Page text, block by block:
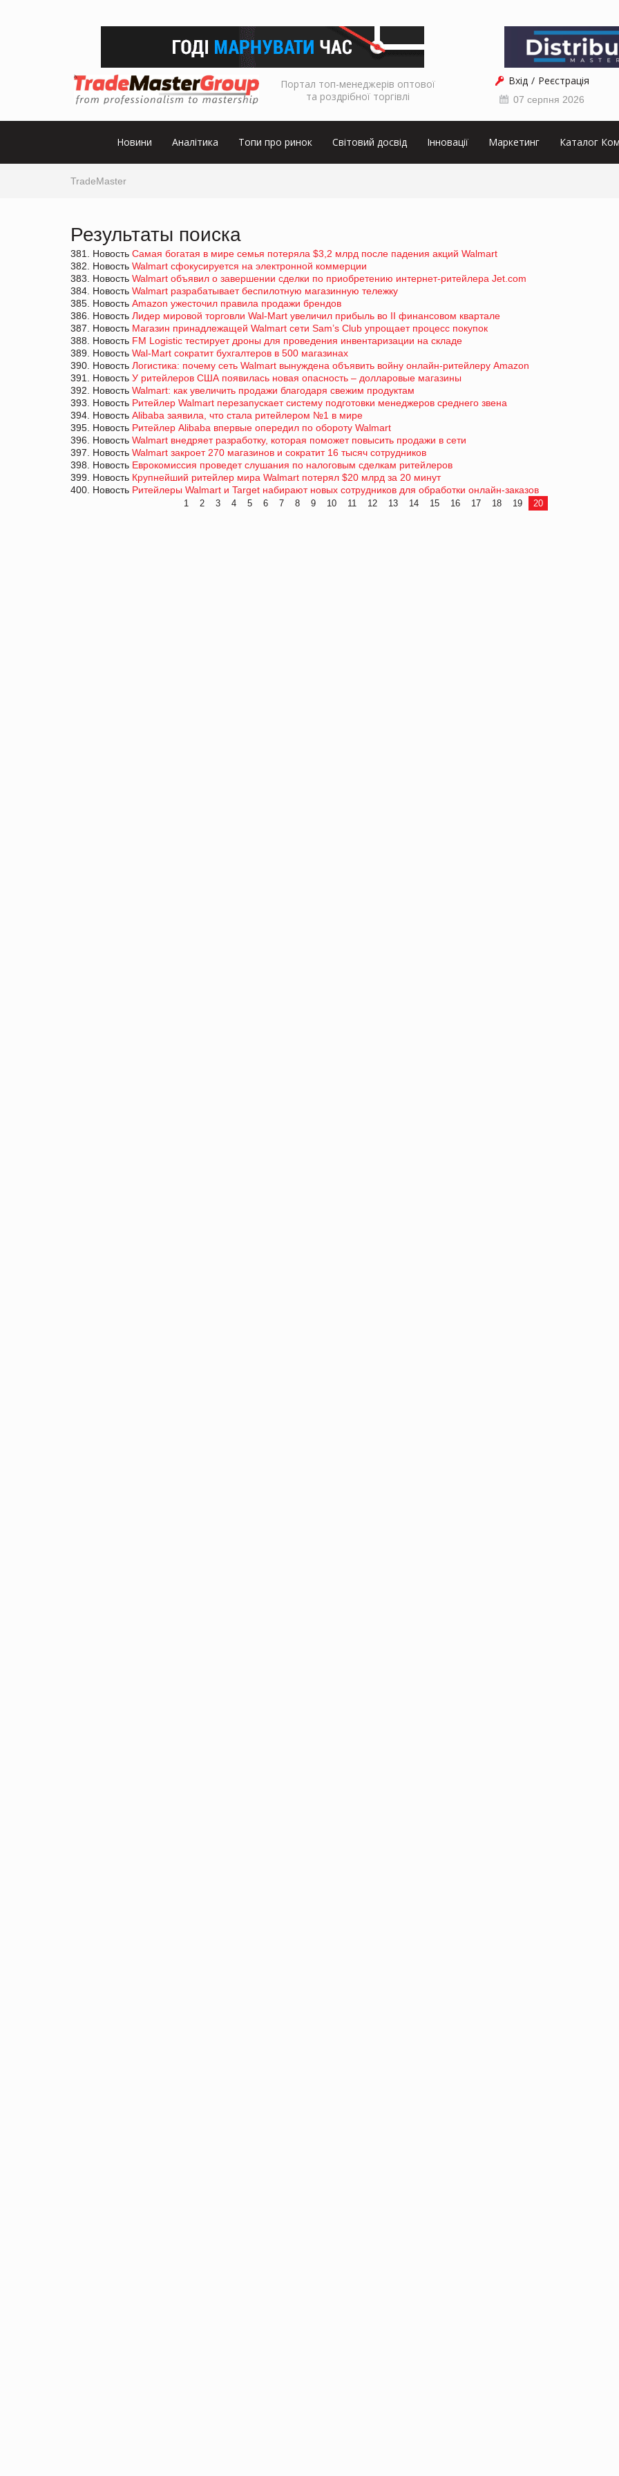
Портал топ-менеджерів оптової
та роздрібної торгівлі
Вхід Реєстрація
07 серпня 2026
Новини Аналітика Топи про ринок Світовий досвід Інновації Маркетинг Каталог
TradeMaster
Результаты поиска
381. Новость Самая богатая в мире семья потеряла $3,2 млрд после падения акций Walmart
382. Новость Walmart сфокусируется на электронной коммерции
383. Новость Walmart объявил о завершении сделки по приобретению интернет-ритейлера Jet.com
384. Новость Walmart разрабатывает беспилотную магазинную тележку
385. Новость Amazon ужесточил правила продажи брендов
386. Новость Лидер мировой торговли Wal-Mart увеличил прибыль во II финансовом квартале
387. Новость Магазин принадлежащей Walmart cети Sam’s Club упрощает процесс покупок
388. Новость FM Logistic тестирует дроны для проведения инвентаризации на складе
389. Новость Wal-Mart сократит бухгалтеров в 500 магазинах
390. Новость Логистика: почему сеть Walmart вынуждена объявить войну онлайн-ритейлеру Amazon
391. Новость У ритейлеров США появилась новая опасность – долларовые магазины
392. Новость Walmart: как увеличить продажи благодаря свежим продуктам
393. Новость Ритейлер Walmart перезапускает систему подготовки менеджеров среднего звена
394. Новость Alibaba заявила, что стала ритейлером №1 в мире
395. Новость Ритейлер Alibaba впервые опередил по обороту Walmart
396. Новость Walmart внедряет разработку, которая поможет повысить продажи в сети
397. Новость Walmart закроет 270 магазинов и сократит 16 тысяч сотрудников
398. Новость Еврокомиссия проведет слушания по налоговым сделкам ритейлеров
399. Новость Крупнейший ритейлер мира Walmart потерял $20 млрд за 20 минут
400. Новость Ритейлеры Walmart и Target набирают новых сотрудников для обработки онлайн-заказов
1 2 3 4 5 6 7 8 9 10 11 12 13 14 15 16 17 18 19 20